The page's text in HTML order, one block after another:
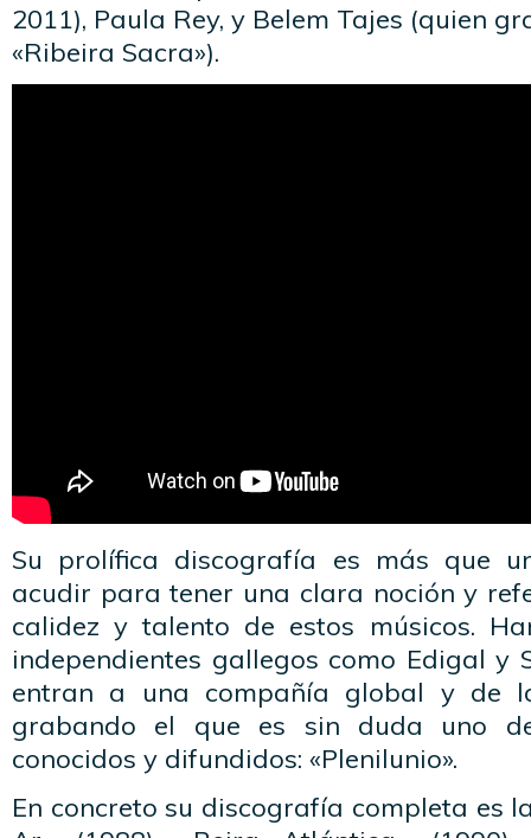
2011), Paula Rey, y Belem Tajes (quien
«Ribeira Sacra»).
Su prolífica discografía es más que
acudir para tener una clara noción y
calidez y talento de estos músicos.
independientes gallegos como Edigal y
entran a una compañía global y de
grabando el que es sin duda uno
conocidos y difundidos: «Plenilunio».
En concreto su discografía completa es